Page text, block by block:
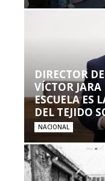
DIRECTOR
VÍCTOR
ESCUELA ES
DEL TEJIDO
NACIONAL